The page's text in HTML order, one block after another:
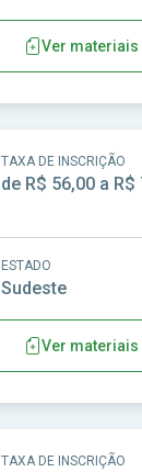
Ver materiais
TAXA DE INSCRIÇÃO
de R$ 56,00 a R$
ESTADO
Sudeste
Ver materiais
TAXA DE INSCRIÇÃO